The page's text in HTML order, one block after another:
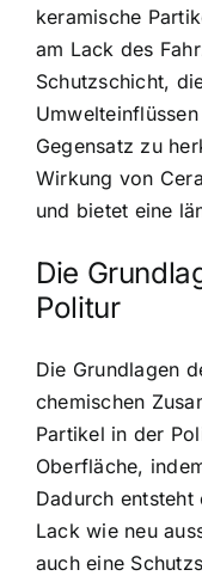
keramische
am Lack des
Schutzschicht,
Gegensatz zu
Wirkung von
und bietet eine
Die
Politur
Die Grundlagen
chemischen
Partikel in der
Oberfläche,
Dadurch
Lack wie neu
auch eine